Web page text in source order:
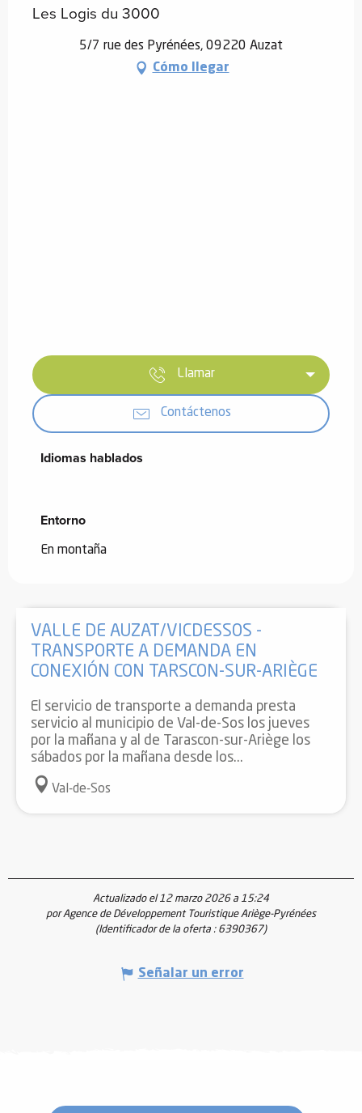
Les Logis du 3000
5/7 rue des Pyrénées, 09220 Auzat
Cómo llegar
Llamar
Contáctenos
Idiomas hablados
Idiomas hablados
Entorno
Entorno
En montaña
VALLE DE AUZAT/VICDESSOS -
TRANSPORTE A DEMANDA EN
CONEXIÓN CON TARSCON-SUR-ARIÈGE
El servicio de transporte a demanda presta
servicio al municipio de Val-de-Sos los jueves
por la mañana y al de Tarascon-sur-Ariège los
sábados por la mañana desde los...
Val-de-Sos
Actualizado el 12 marzo 2026 a 15:24
por Agence de Développement Touristique Ariège-Pyrénées
(Identificador de la oferta : 6390367)
Señalar un error